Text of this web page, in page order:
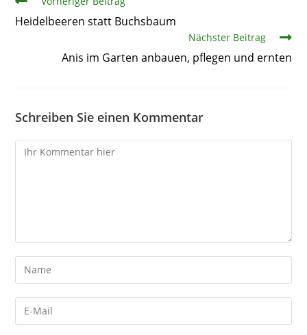
Heidelbeeren statt Buchsbaum
Nächster Beitrag
Anis im Garten anbauen, pflegen und ernten
Schreiben Sie einen Kommentar
Kommentare
Gib
deinen
Namen
oder
Gib
deine